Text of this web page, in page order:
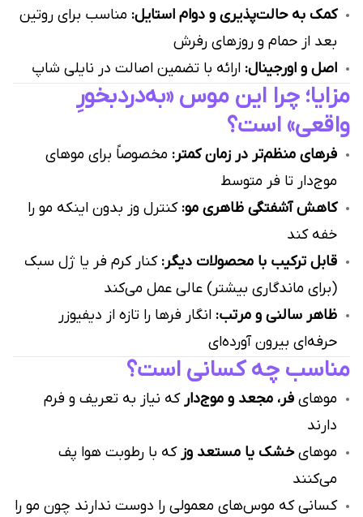
کمک به حالت‌پذیری و دوام استایل: مناسب برای روتین
بعد از حمام و روزهای رفرش
اصل و اورجینال: ارائه با تضمین اصالت در نایلی شاپ
مزایا؛ چرا این موس «به‌دردبخورِ
واقعی» است؟
فرهای منظم‌تر در زمان کمتر: مخصوصاً برای موهای
موج‌دار تا فر متوسط
کاهش آشفتگی ظاهری مو: کنترل وز بدون اینکه مو را
خفه کند
قابل ترکیب با محصولات دیگر: کنار کرم فر یا ژل سبک
(برای ماندگاری بیشتر) عالی عمل می‌کند
ظاهر سالنی و مرتب: انگار فرها را تازه از دیفیوزر
حرفه‌ای بیرون آورده‌ای
مناسب چه کسانی است؟
موهای فر، مجعد و موج‌دار که نیاز به تعریف و فرم
دارند
موهایخشک یا مستعد وز که با رطوبت هوا پف
می‌کنند
کسانی که موس‌های معمولی را دوست ندارند چون مو را